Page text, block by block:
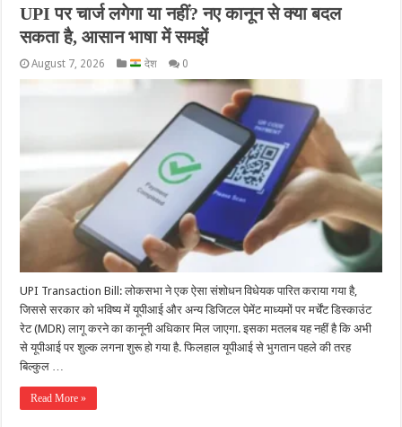
UPI पर चार्ज लगेगा या नहीं? नए कानून से क्या बदल
सकता है, आसान भाषा में समझें
August 7, 2026 देश 0
UPI Transaction Bill: लोकसभा ने एक ऐसा संशोधन विधेयक पारित कराया गया है,
जिससे सरकार को भविष्य में यूपीआई और अन्य डिजिटल पेमेंट माध्यमों पर मर्चेंट डिस्काउंट
रेट (MDR) लागू करने का कानूनी अधिकार मिल जाएगा. इसका मतलब यह नहीं है कि अभी
से यूपीआई पर शुल्क लगना शुरू हो गया है. फिलहाल यूपीआई से भुगतान पहले की तरह
ब‍िल्‍कुल …
Read More »